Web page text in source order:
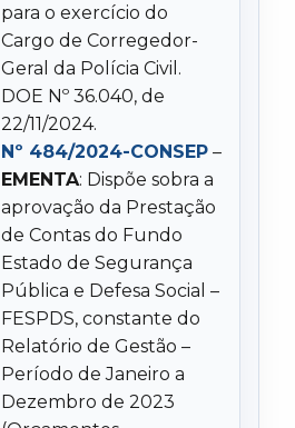
para o exercício do
Cargo de Corregedor-
Geral da Polícia Civil.
DOE Nº 36.040, de
22/11/2024.
Nº 484/2024-CONSEP –
EMENTA: Dispõe sobra a
aprovação da Prestação
de Contas do Fundo
Estado de Segurança
Pública e Defesa Social –
FESPDS, constante do
Relatório de Gestão –
Período de Janeiro a
Dezembro de 2023